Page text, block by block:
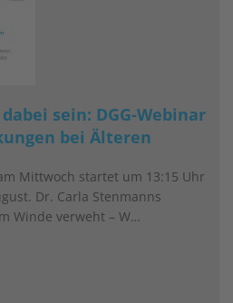
sein: DGG-Webinar
bei Älteren
Mittwoch startet um 13:15 Uhr
Dr. Carla Stenmanns
Winde verweht – W…